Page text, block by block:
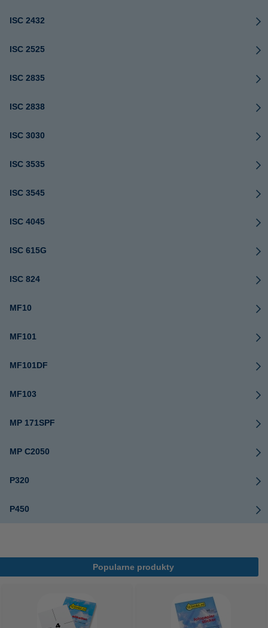
ISC 2432
ISC 2525
ISC 2835
ISC 2838
ISC 3030
ISC 3535
ISC 3545
ISC 4045
ISC 615G
ISC 824
MF10
MF101
MF101DF
MF103
MP 171SPF
MP C2050
P320
P450
Popularne produkty